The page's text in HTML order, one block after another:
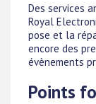
Des services
Royal
pose et la
encore des
évènements
Points